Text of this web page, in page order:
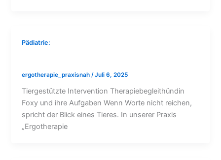
Pädiatrie:
ergotherapie_praxisnah/Juli 6, 2025
Tiergestützte Intervention Therapiebegleithündin
Foxy und ihre Aufgaben Wenn Worte nicht reichen,
spricht der Blick eines Tieres. In unserer Praxis
„Ergotherapie